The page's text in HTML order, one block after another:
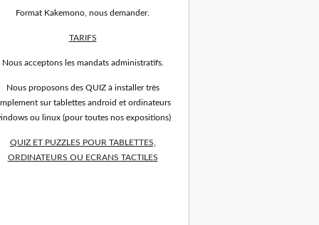
Format Kakemono, nous demander.
TARIFS
Nous acceptons les mandats administratifs.
Nous proposons des QUIZ à installer très
sur tablettes android et ordinateurs
ou linux (pour toutes nos expositions)
QUIZ ET PUZZLES POUR TABLETTES,
ORDINATEURS OU ECRANS TACTILES